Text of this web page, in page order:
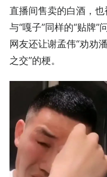
直播间售卖的白酒，
与“嘎子”同样的“贴牌”
网友还让谢孟伟“劝劝
之交”的梗。